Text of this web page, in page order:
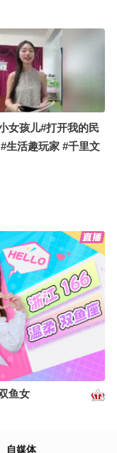
女孩儿#打开我的民
生活趣玩家 #千里文
一起来练一练呀#千
你夏到我了 #地
关副本 #搞笑是一种
鱼女
自媒体